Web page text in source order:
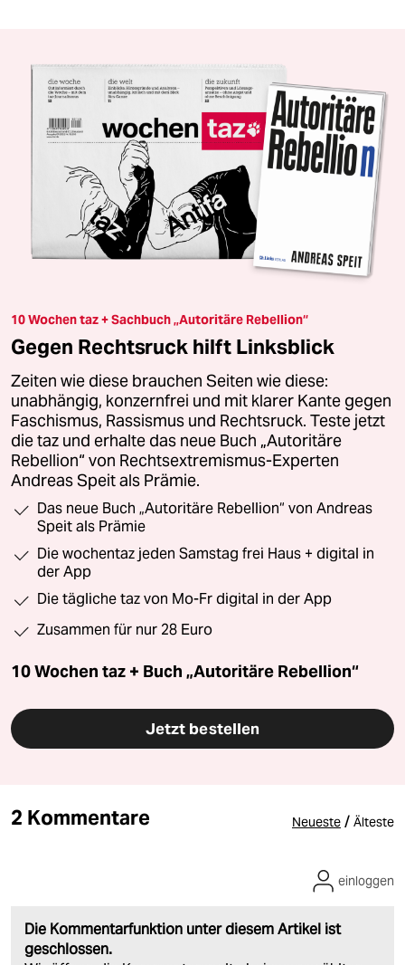
10 Wochen taz + Sachbuch „Autoritäre Rebellion“
Gegen Rechtsruck hilft Linksblick
Zeiten wie diese brauchen Seiten wie diese:
unabhängig, konzernfrei und mit klarer Kante gegen
Faschismus, Rassismus und Rechtsruck. Teste jetzt
die taz und erhalte das neue Buch „Autoritäre
Rebellion“ von Rechtsextremismus-Experten
Andreas Speit als Prämie.
Das neue Buch „Autoritäre Rebellion“ von Andreas
Speit als Prämie
Die wochentaz jeden Samstag frei Haus + digital in
der App
Die tägliche taz von Mo-Fr digital in der App
Zusammen für nur 28 Euro
10 Wochen taz + Buch „Autoritäre Rebellion“
Jetzt bestellen
2 Kommentare Neueste / Älteste
Die Kommentarfunktion unter diesem Artikel ist
geschlossen.
einloggen